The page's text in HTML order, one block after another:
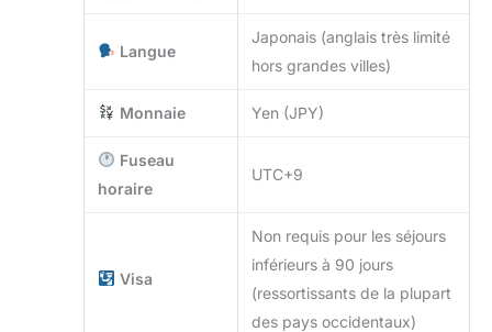
Langue
Japonais (anglais très limité
hors grandes villes)
Monnaie Yen (JPY)
Fuseau
horaire
UTC+9
Visa
Non requis pour les séjours
inférieurs à 90 jours
(ressortissants de la plupart
des pays occidentaux)